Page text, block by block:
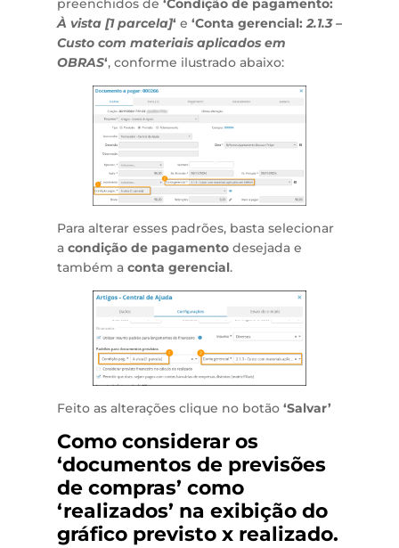
preenchidos de ‘Condição de pagamento:
À vista [1 parcela]‘ e ‘Conta gerencial:2.1.3 –
Custo com materiais aplicados em
OBRAS‘, conforme ilustrado abaixo:
Para alterar esses padrões, basta selecionar
a condição de pagamento desejada e
também a conta gerencial.
Feito as alterações clique no botão ‘Salvar’
Como considerar os
‘documentos de previsões
de compras’ como
‘realizados’ na exibição do
gráfico previsto x realizado.